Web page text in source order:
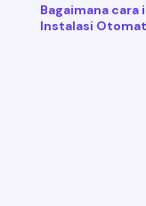
Bagaimana
Instalasi